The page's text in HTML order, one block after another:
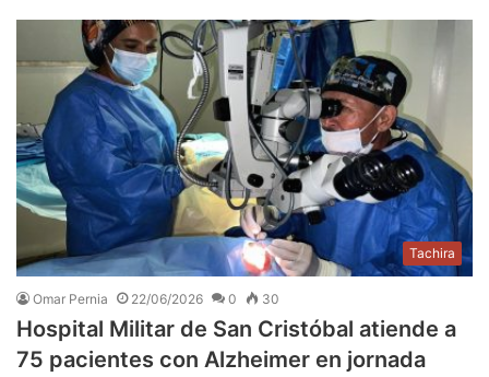
Tachira
Omar Pernia 22/06/2026 0 30
Hospital Militar de San Cristóbal atiende a
75 pacientes con Alzheimer en jornada